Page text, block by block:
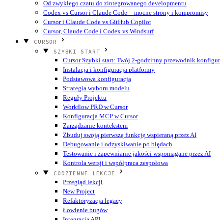
Od zwykłego czatu do zintegrowanego developmentu
Codex vs Cursor i Claude Code -- mocne strony i kompromisy
Cursor i Claude Code vs GitHub Copilot
Cursor, Claude Code i Codex vs Windsurf
CURSOR
SZYBKI START
Cursor Szybki start: Twój 2-godzinny przewodnik
Instalacja i konfiguracja platformy
Podstawowa konfiguracja
Strategia wyboru modelu
Reguły Projektu
Workflow PRD w Cursor
Konfiguracja MCP w Cursor
Zarządzanie kontekstem
Zbuduj swoją pierwszą funkcję wspieraną przez AI
Debugowanie i odzyskiwanie po błędach
Testowanie i zapewnianie jakości wspomagane przez AI
Kontrola wersji i współpraca zespołowa
CODZIENNE LEKCJE
Przegląd lekcji
New Project
Refaktoryzacja legacy
Łowienie bugów